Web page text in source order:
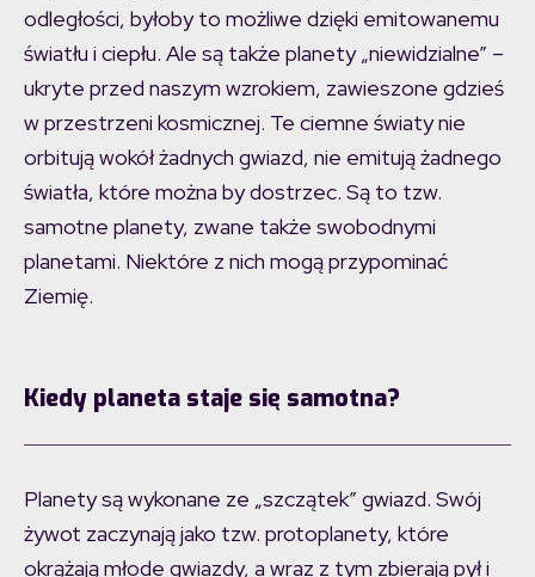
odległości, byłoby to możliwe dzięki emitowanemu
światłu i ciepłu. Ale są także planety „niewidzialne” –
ukryte przed naszym wzrokiem, zawieszone gdzieś
w przestrzeni kosmicznej. Te ciemne światy nie
orbitują wokół żadnych gwiazd, nie emitują żadnego
światła, które można by dostrzec. Są to tzw.
samotne planety, zwane także swobodnymi
planetami. Niektóre z nich mogą przypominać
Ziemię.
Kiedy planeta staje się samotna?
Planety są wykonane ze „szczątek” gwiazd. Swój
żywot zaczynają jako tzw. protoplanety, które
okrążają młode gwiazdy, a wraz z tym zbierają pył i